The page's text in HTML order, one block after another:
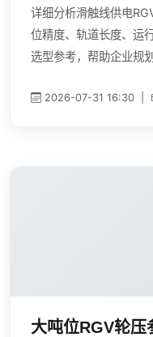
详细分析滑触线供电
位精度、轨道长度、运
选型参考，帮助企业规
2026-07-31 16:30
大吨位RGV轮压